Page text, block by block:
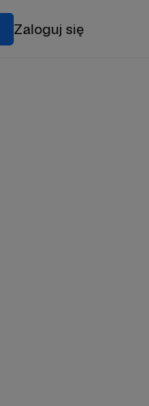
Zaloguj się